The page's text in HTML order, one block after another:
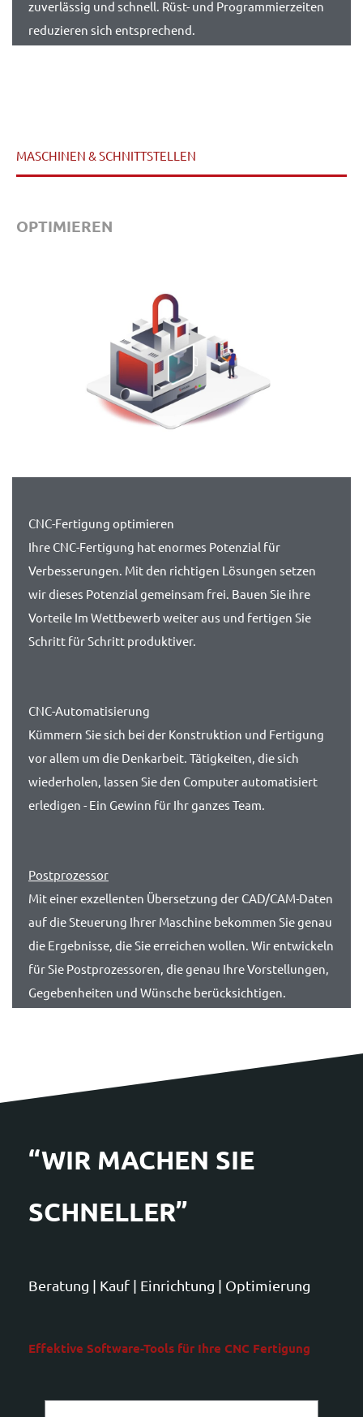
zuverlässig und schnell. Rüst- und Programmierzeiten
reduzieren sich entsprechend.
MASCHINEN & SCHNITTSTELLEN
OPTIMIEREN
CNC-Fertigung optimieren
Ihre CNC-Fertigung hat enormes Potenzial für
Verbesserungen. Mit den richtigen Lösungen setzen
wir dieses Potenzial gemeinsam frei. Bauen Sie ihre
Vorteile Im Wettbewerb weiter aus und fertigen Sie
Schritt für Schritt produktiver.
CNC-Automatisierung
Kümmern Sie sich bei der Konstruktion und Fertigung
vor allem um die Denkarbeit. Tätigkeiten, die sich
wiederholen, lassen Sie den Computer automatisiert
erledigen - Ein Gewinn für Ihr ganzes Team.
Postprozessor
Mit einer exzellenten Übersetzung der CAD/CAM-Daten
auf die Steuerung Ihrer Maschine bekommen Sie genau
die Ergebnisse, die Sie erreichen wollen. Wir entwickeln
für Sie Postprozessoren, die genau Ihre Vorstellungen,
Gegebenheiten und Wünsche berücksichtigen.
“WIR MACHEN SIE
SCHNELLER”
Beratung | Kauf | Einrichtung | Optimierung
Effektive Software-Tools für Ihre CNC Fertigung